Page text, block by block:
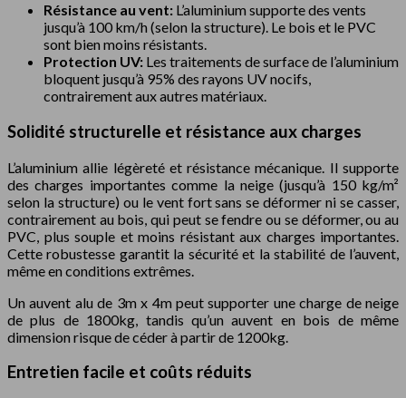
Résistance au vent: L’aluminium supporte des vents
jusqu’à 100 km/h (selon la structure). Le bois et le PVC
sont bien moins résistants.
Protection UV: Les traitements de surface de l’aluminium
bloquent jusqu’à 95% des rayons UV nocifs,
contrairement aux autres matériaux.
Solidité structurelle et résistance aux charges
L’aluminium allie légèreté et résistance mécanique. Il supporte
des charges importantes comme la neige (jusqu’à 150 kg/m²
selon la structure) ou le vent fort sans se déformer ni se casser,
contrairement au bois, qui peut se fendre ou se déformer, ou au
PVC, plus souple et moins résistant aux charges importantes.
Cette robustesse garantit la sécurité et la stabilité de l’auvent,
même en conditions extrêmes.
Un auvent alu de 3m x 4m peut supporter une charge de neige
de plus de 1800kg, tandis qu’un auvent en bois de même
dimension risque de céder à partir de 1200kg.
Entretien facile et coûts réduits